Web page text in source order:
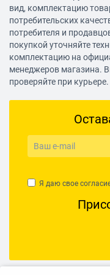
Акустическая
Клавиатура ноутбука
Цвет клавиатуры
Цифровой блок
Особенности
Батарея ноутбука
Тип батареи Li-Ion
Энергоемкость
Корпус ноутбука
Размеры (ШхГхВ) 357
Вес 1.6 кг
вид, комплектацию
потребительских
потребителя и
покупкой уточняйте
комплектацию на
менеджеров магазина.
проверяйте при курьере.
Я даю свое